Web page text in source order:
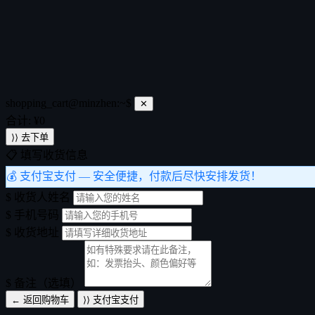
✕
⟩⟩ 去下单
💰 支付宝支付 — 安全便捷，付款后尽快安排发货！
← 返回购物车 ⟩⟩ 支付宝支付